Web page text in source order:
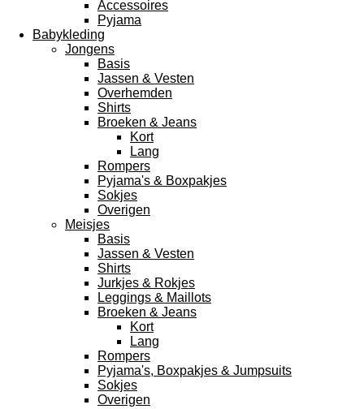
Accessoires
Pyjama
Babykleding
Jongens
Basis
Jassen & Vesten
Overhemden
Shirts
Broeken & Jeans
Kort
Lang
Rompers
Pyjama's & Boxpakjes
Sokjes
Overigen
Meisjes
Basis
Jassen & Vesten
Shirts
Jurkjes & Rokjes
Leggings & Maillots
Broeken & Jeans
Kort
Lang
Rompers
Pyjama's, Boxpakjes & Jumpsuits
Sokjes
Overigen